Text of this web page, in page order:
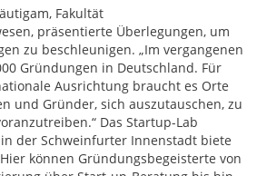
Fakultät
präsentierte Überlegungen, um
zu beschleunigen. „Im vergangenen
Gründungen in Deutschland. Für
Ausrichtung braucht es Orte
und Gründer, sich auszutauschen, zu
Das Startup-Lab
in der Schweinfurter Innenstadt biete
können Gründungsbegeisterte von